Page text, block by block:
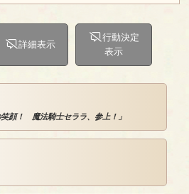
詳細表示
行動決定
表示
笑顔！ 魔法騎士セララ、参上！」